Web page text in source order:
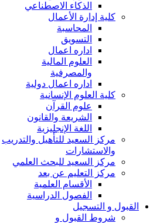
الذكاء الاصطناعي
كلية إدارة الأعمال
المحاسبة
التسويق
اداره اعمال
العلوم المالية
والمصرفية
اداره اعمال دولية
كلية العلوم الإنسانية
علوم القرآن
الشريعة والقانون
اللغة الإنجليزية
مركز السعيد للتأهيل والتدريب
والاستشارات
مركز السعيد للبحث العلمي
مركز التعليم عن بعد
الأقسام العلمية
الفصول الدراسية
القبول و التسجيل
شروط القبول و